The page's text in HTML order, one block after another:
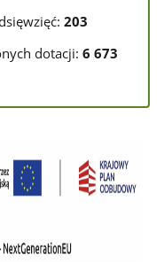
203
dotacji: 6 673